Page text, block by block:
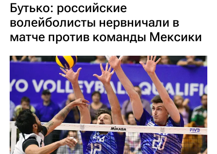
Бутько: российские
волейболисты нервничали в
матче против команды Мексики